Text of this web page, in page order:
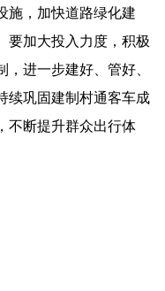
施，加快道路绿化建
要加大投入力度，积极
进一步建好、管好、
续巩固建制村通客车成
不断提升群众出行体